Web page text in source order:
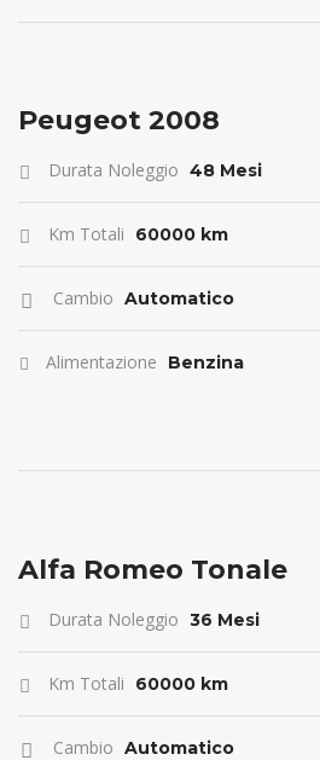
ANTICIPO 0
Peugeot 2008
Durata Noleggio 48 Mesi
Km Totali 60000 km
Cambio Automatico
Alimentazione Benzina
ANTICIPO 0
Alfa Romeo Tonale
Durata Noleggio 36 Mesi
Km Totali 60000 km
Cambio Automatico